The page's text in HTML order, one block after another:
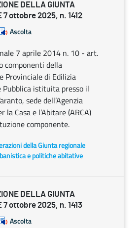
DELLA GIUNTA
7 ottobre 2025, n. 1412
Ascolta
7 aprile 2014 n. 10 - art.
componenti della
Provinciale di Edilizia
Pubblica istituita presso il
sede dell’Agenzia
la Casa e l’Abitare (ARCA)
componente.
della Giunta regionale
e politiche abitative
DELLA GIUNTA
7 ottobre 2025, n. 1413
Ascolta